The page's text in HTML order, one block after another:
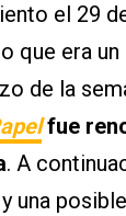
el 29
que era
de la
fue
. A
una